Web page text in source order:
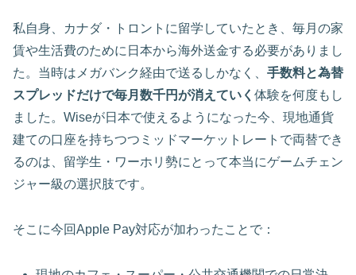
私自身、カナダ・トロントに留学していたとき、毎月の家
賃や生活費のために日本から海外送金する必要がありまし
た。当時はメガバンク経由で送るしかなく、 手数料と為替
スプレッドだけで毎月数千円が消えていく 体験を何度もし
ました。Wiseが日本で使えるようになった今、現地通貨
建ての口座を持ちつつミッドマーケットレートで両替でき
るのは、留学生・ワーホリ勢にとって本当にゲームチェン
ジャー級の選択肢です。
そこに今回Apple Pay対応が加わったことで：